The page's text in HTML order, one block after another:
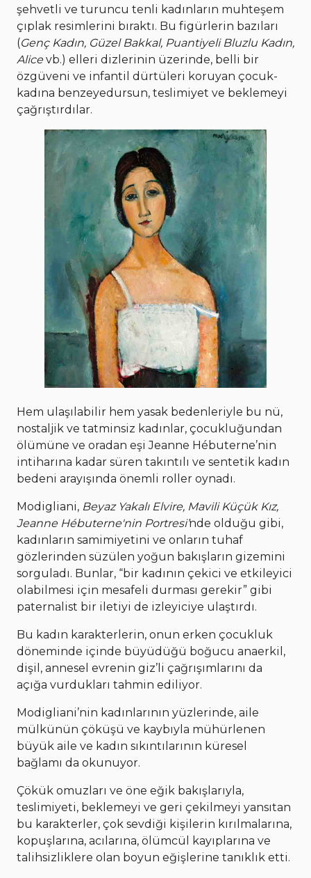
şehvetli ve turuncu tenli kadınların muhteşem
çıplak resimlerini bıraktı. Bu figürlerin bazıları
(Genç Kadın, Güzel Bakkal, Puantiyeli Bluzlu Kadın,
Alicevb.) elleri dizlerinin üzerinde, belli bir
özgüveni ve infantil dürtüleri koruyan çocuk-
kadına benzeyedursun, teslimiyet ve beklemeyi
çağrıştırdılar.
Hem ulaşılabilir hem yasak bedenleriyle bu nü,
nostaljik ve tatminsiz kadınlar, çocukluğundan
ölümüne ve oradan eşi Jeanne Hébuterne’nin
intiharına kadar süren takıntılı ve sentetik kadın
bedeni arayışında önemli roller oynadı.
Modigliani, Beyaz Yakalı Elvire, Mavili Küçük Kız,
Jeanne Hébuterne'nin Portresi’nde olduğu gibi,
kadınların samimiyetini ve onların tuhaf
gözlerinden süzülen yoğun bakışların gizemini
sorguladı. Bunlar, “bir kadının çekici ve etkileyici
olabilmesi için mesafeli durması gerekir” gibi
paternalist bir iletiyi de izleyiciye ulaştırdı.
Bu kadın karakterlerin, onun erken çocukluk
döneminde içinde büyüdüğü boğucu anaerkil,
dişil, annesel evrenin giz’li çağrışımlarını da
açığa vurdukları tahmin ediliyor.
Modigliani’nin kadınlarının yüzlerinde, aile
mülkünün çöküşü ve kaybıyla mühürlenen
büyük aile ve kadın sıkıntılarının küresel
bağlamı da okunuyor.
Çökük omuzları ve öne eğik bakışlarıyla,
teslimiyeti, beklemeyi ve geri çekilmeyi yansıtan
bu karakterler, çok sevdiği kişilerin kırılmalarına,
kopuşlarına, acılarına, ölümcül kayıplarına ve
talihsizliklere olan boyun eğişlerine tanıklık etti.